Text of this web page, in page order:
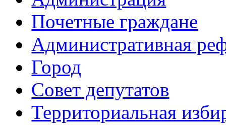
Почетные граждане
Административная
Город
Совет депутатов
Территориальная